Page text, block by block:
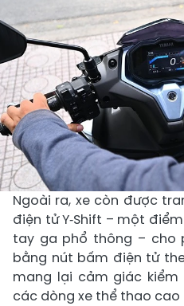
Ngoài ra, xe còn được
điện tử Y‑Shift – một
tay ga phổ thông – cho
bằng nút bấm điện tử
mang lại cảm giác
các dòng xe thể thao cao